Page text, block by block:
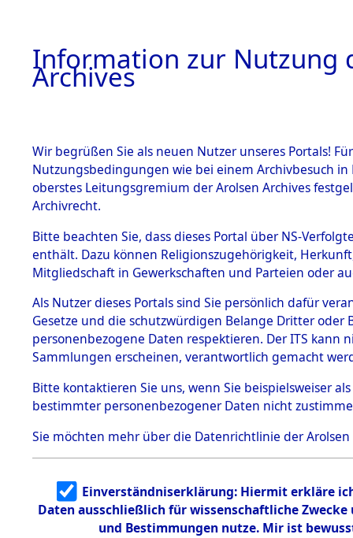
BESTÄNDE
1.
mente
5. Verschiedenes
5.3
Todesmärsche
5.3.1 Alliierte
Erhebungen
zu
Todesmärsch
en
5.3.2
Identifizierun
g
5.3.3
Todesmärsch
die
0289
Information zur Nutzung
Archives
Wir begrüßen Sie als neuen Nutzer unseres Portals!
Nutzungsbedingungen wie bei einem Archivbesuch
oberstes Leitungsgremium der Arolsen Archives
Archivrecht.
Bitte beachten Sie, dass dieses Portal über NS-
enthält. Dazu können Religionszugehörigkeit,
Mitgliedschaft in Gewerkschaften und Parteien oder
Als Nutzer dieses Portals sind Sie persönlich dafür
Gesetze und die schutzwürdigen Belange Dritter
personenbezogene Daten respektieren. Der ITS
Sammlungen erscheinen, verantwortlich gemacht
Bitte kontaktieren Sie uns, wenn Sie beispielsweiser
bestimmter personenbezogener Daten nicht
Sie möchten mehr über die Datenrichtlinie der Arolsen
Einverständniserklärung: Hiermit erkläre
Daten ausschließlich für wissenschaftliche
und Bestimmungen nutze. Mir ist